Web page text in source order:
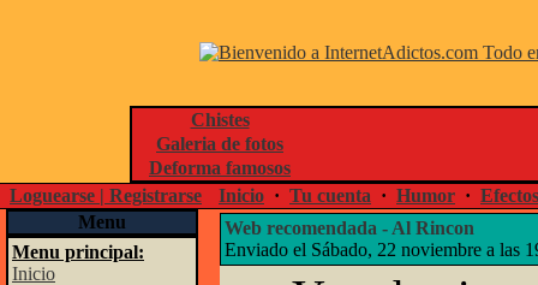
Chistes
Galeria de fotos
Deforma famosos
Loguearse | Registrarse
Inicio · Tu cuenta · Humor ·
Menu
Menu principal:
Inicio
Web recomendada - Al Rincon
Enviado el Sábado, 22 noviembre a las